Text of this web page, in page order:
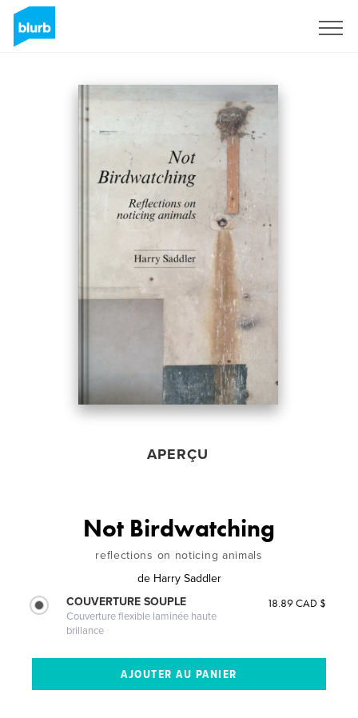
APERÇU
Not Birdwatching
reflections on noticing animals
de Harry Saddler
COUVERTURE SOUPLE
Couverture flexible laminée haute
brillance
18.89 CAD $